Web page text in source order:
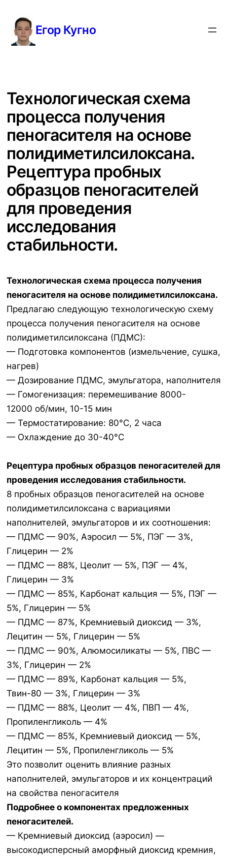
содержимому
Егор Кугно
Технологическая схема
процесса получения
пеногасителя на основе
полидиметилсилоксана.
Рецептура пробных
образцов пеногасителей
для проведения
исследования
стабильности.
Технологическая схема процесса получения
пеногасителя на основе полидиметилсилоксана.
Предлагаю следующую технологическую схему
процесса получения пеногасителя на основе
полидиметилсилоксана (ПДМС):
— Подготовка компонентов (измельчение, сушка,
нагрев)
— Дозирование ПДМС, эмульгатора, наполнителя
— Гомогенизация: перемешивание 8000-
12000 об/мин, 10-15 мин
— Термостатирование: 80°C, 2 часа
— Охлаждение до 30-40°C
Рецептура пробных образцов пеногасителей для
проведения исследования стабильности.
8 пробных образцов пеногасителей на основе
полидиметилсилоксана с вариациями
наполнителей, эмульгаторов и их соотношения:
— ПДМС — 90%, Aэросил — 5%, ПЭГ — 3%,
Глицерин — 2%
— ПДМС — 88%, Цеолит — 5%, ПЭГ — 4%,
Глицерин — 3%
— ПДМС — 85%, Карбонат кальция — 5%, ПЭГ —
5%, Глицерин — 5%
— ПДМС — 87%, Кремниевый диоксид — 3%,
Лецитин — 5%, Глицерин — 5%
— ПДМС — 90%, Алюмосиликаты — 5%, ПВС —
3%, Глицерин — 2%
— ПДМС — 89%, Карбонат кальция — 5%,
Твин-80 — 3%, Глицерин — 3%
— ПДМС — 88%, Цеолит — 4%, ПВП — 4%,
Пропиленгликоль — 4%
— ПДМС — 85%, Кремниевый диоксид — 5%,
Лецитин — 5%, Пропиленгликоль — 5%
Это позволит оценить влияние разных
наполнителей, эмульгаторов и их концентраций
на свойства пеногасителя
Подробнее о компонентах предложенных
пеногасителей.
— Кремниевый диоксид (аэросил) —
высокодисперсный аморфный диоксид кремния,